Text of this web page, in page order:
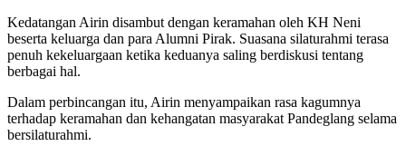
Kedatangan Airin disambut dengan keramahan oleh KH Neni
beserta keluarga dan para Alumni Pirak. Suasana silaturahmi terasa
penuh kekeluargaan ketika keduanya saling berdiskusi tentang
berbagai hal.
Dalam perbincangan itu, Airin menyampaikan rasa kagumnya
terhadap keramahan dan kehangatan masyarakat Pandeglang selama
bersilaturahmi.